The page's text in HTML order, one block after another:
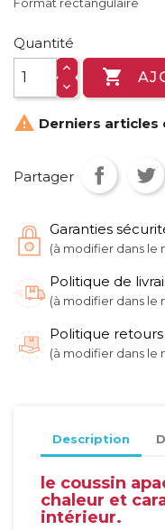
Quantité

 Derniers articles
Partager
Garanties
(à modifier dans le
Politique de
(à modifier dans le
Politique retours
(à modifier dans le
Description
le coussin
chaleur et
intérieur.